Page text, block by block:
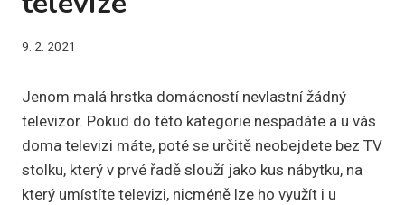
9. 2. 2021
Jenom malá hrstka domácností nevlastní žádný
televizor. Pokud do této kategorie nespadáte a u vás
doma televizi máte, poté se určitě neobejdete bez TV
stolku, který v prvé řadě slouží jako kus nábytku, na
který umístíte televizi, nicméně lze ho využít i u